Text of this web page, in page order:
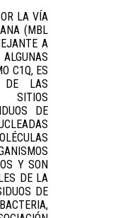
LA VÍA
(MBL
A
C1Q, ES
DE LAS
SITIOS
DE
Y SON
DE LA
DE